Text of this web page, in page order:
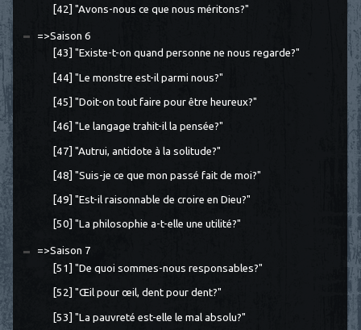
[42] "Avons-nous ce que nous méritons?"
=>Saison 6
[43] "Existe-t-on quand personne ne nous regarde?"
[44] "Le monstre est-il parmi nous?"
[45] "Doit-on tout faire pour être heureux?"
[46] "Le langage trahit-il la pensée?"
[47] "Autrui, antidote à la solitude?"
[48] "Suis-je ce que mon passé fait de moi?"
[49] "Est-il raisonnable de croire en Dieu?"
[50] "La philosophie a-t-elle une utilité?"
=>Saison 7
[51] "De quoi sommes-nous responsables?"
[52] "Œil pour œil, dent pour dent?"
[53] "La pauvreté est-elle le mal absolu?"